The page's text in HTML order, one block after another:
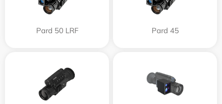
Pard 50 LRF Pard 45